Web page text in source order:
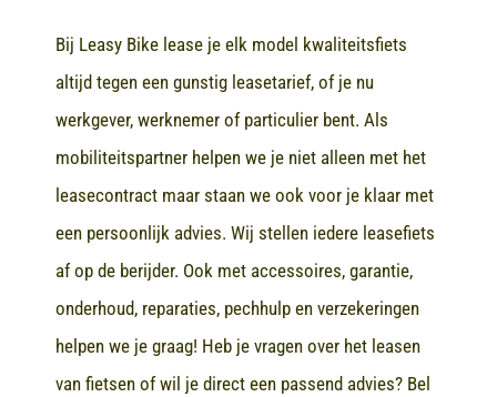
Bij Leasy Bike lease je elk model kwaliteitsfiets
altijd tegen een gunstig leasetarief, of je nu
werkgever, werknemer of particulier bent. Als
mobiliteitspartner helpen we je niet alleen met het
leasecontract maar staan we ook voor je klaar met
een persoonlijk advies. Wij stellen iedere leasefiets
af op de berijder. Ook met accessoires, garantie,
onderhoud, reparaties, pechhulp en verzekeringen
helpen we je graag! Heb je vragen over het leasen
van fietsen of wil je direct een passend advies? Bel